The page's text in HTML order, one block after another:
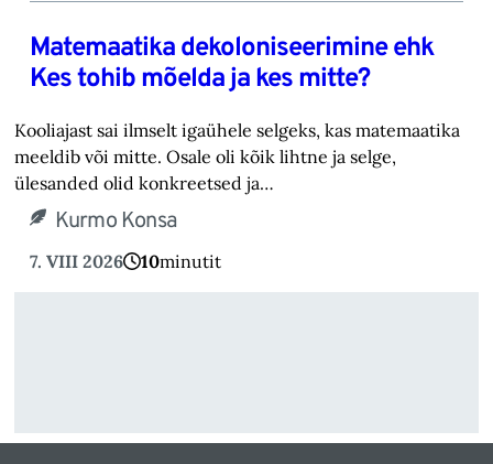
Matemaatika dekoloniseerimine ehk
Kes tohib mõelda ja kes mitte?
Kooliajast sai ilmselt igaühele selgeks, kas matemaatika
meeldib või mitte. Osale oli kõik lihtne ja selge,
ülesanded olid konkreetsed ja…
Kurmo Konsa
7. VIII 2026 10minutit